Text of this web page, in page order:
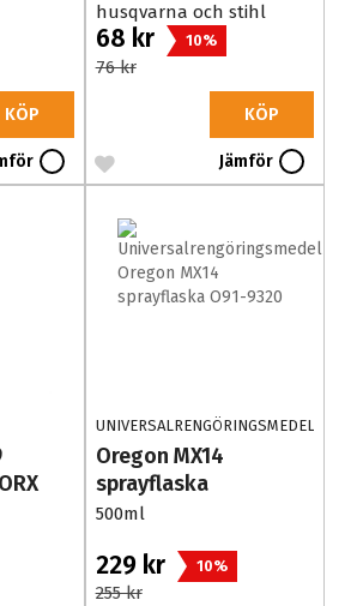
KÖP
husqvarna och stihl
68 kr 10%
76 kr
KÖP
Jämför
UNIVERSALRENGÖRINGSMEDEL
Oregon MX14
sprayflaska
500ml
229 kr 10%
255 kr